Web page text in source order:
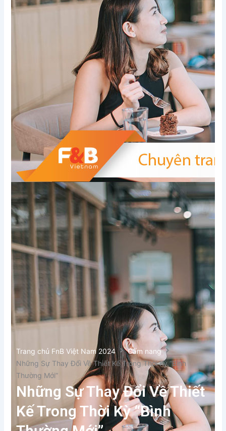
Xem thêm
Trang chủ FnB Việt Nam 2024
Cẩm nang
Những Sự Thay Đổi Về Thiết Kế Trong Thời Kỳ “Bình
Thường Mới”
Những Sự Thay Đổi Về Thiết
Kế Trong Thời Kỳ “Bình